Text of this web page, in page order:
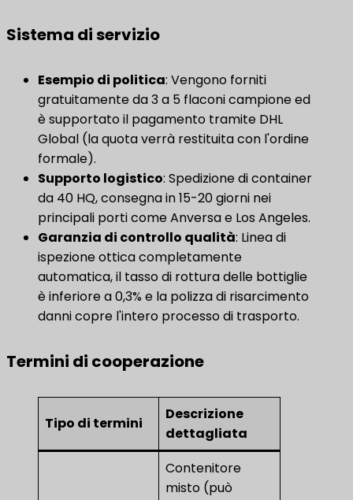
Sistema di servizio
​Esempio di politica​​: Vengono forniti
gratuitamente da 3 a 5 flaconi campione ed
è supportato il pagamento tramite DHL
Global (la quota verrà restituita con l'ordine
formale).
Supporto logistico​: Spedizione di container
da 40 HQ, consegna in 15-20 giorni nei
principali porti come Anversa e Los Angeles.
Garanzia di controllo qualità: Linea di
ispezione ottica completamente
automatica, il tasso di rottura delle bottiglie
è inferiore a 0,3% e la polizza di risarcimento
danni copre l'intero processo di trasporto.
Termini di cooperazione
Tipo di termini
Descrizione
dettagliata
Contenitore
misto (può